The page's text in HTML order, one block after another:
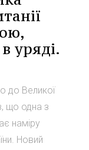
уряді.
до Великої
що одна з
наміру
Новий